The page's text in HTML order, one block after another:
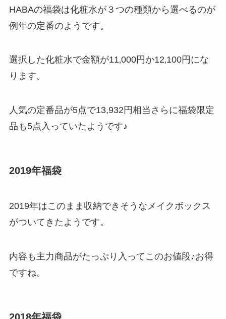
HABAの福袋は化粧水が３つの種類から選べるのが
例年の定番のようです。
選択した化粧水で金額が11‚000円か12‚100円にな
ります。
人気の定番品が5点で13,932円相当さらに福袋限定
品も5点入っていたようです♪
2019年福袋
2019年はこのまま収納できそうなメイクボックス
がついてきたようです。
内容も主力商品がたっぷり入ってこのお値段♪お得
ですね。